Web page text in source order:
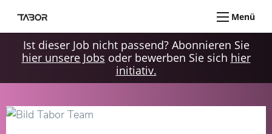
Menü
Ist dieser Job nicht passend? Abonnieren Sie
hier unsere Jobs oder bewerben Sie sich hier
initiativ.